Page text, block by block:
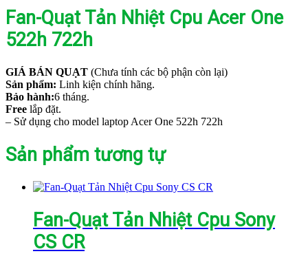
Fan-Quạt Tản Nhiệt Cpu Acer One
522h 722h
GIÁ BÁN QUẠT (Chưa tính các bộ phận còn lại)
Sản phẩm: Linh kiện chính hãng.
Bảo hành:6 tháng.
Free lắp đặt.
– Sử dụng cho model laptop Acer One 522h 722h
Sản phẩm tương tự
Fan-Quạt Tản Nhiệt Cpu Sony
CS CR